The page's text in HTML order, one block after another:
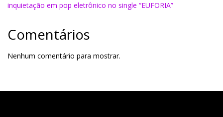
inquietação em pop eletrônico no single “EUFORIA”
Comentários
Nenhum comentário para mostrar.